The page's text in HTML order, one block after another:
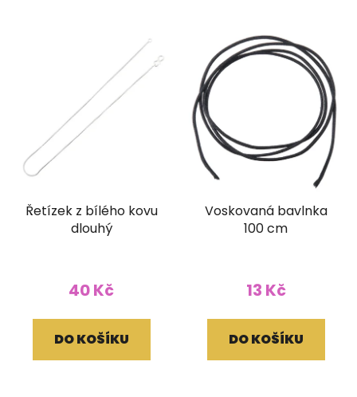
Řetízek z bílého kovu
dlouhý
40 Kč
DO KOŠÍKU
Voskovaná bavlnka
100 cm
13 Kč
DO KOŠÍKU